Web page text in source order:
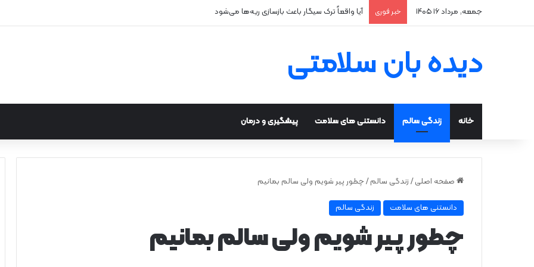
جمعه, مرداد ۱۶ ۱۴۰۵ خبر فوری آیا واقعاً ترک سیگار باعث بازسازی ریه‌ها می‌شود
دیده بان سلامتی
خانه زندگی سالم دانستنی های سلامت پیشگیری و درمان
صفحه اصلی / زندگی سالم /چطور پیر شویم ولی سالم بمانیم
دانستنی های سلامت زندگی سالم
چطور پیر شویم ولی سالم بمانیم